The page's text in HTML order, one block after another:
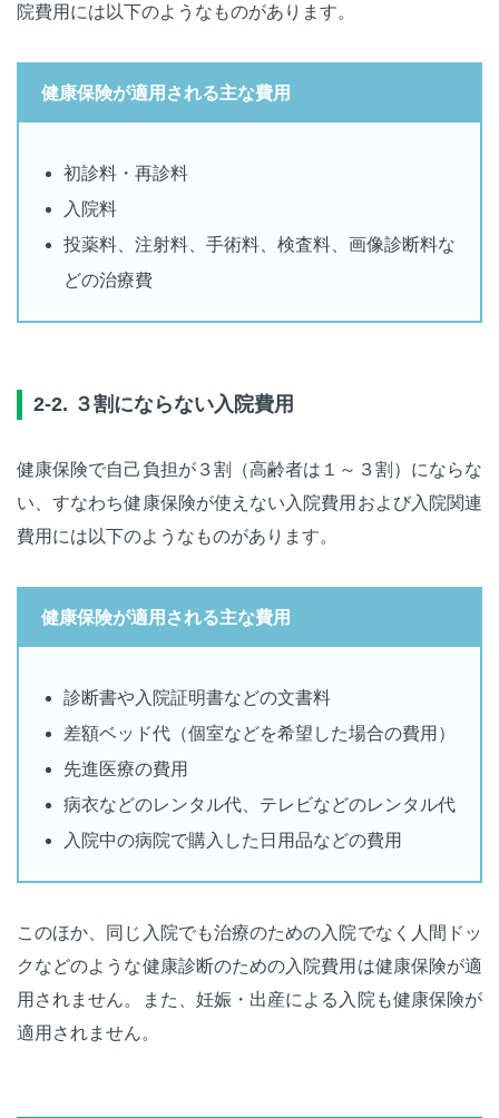
院費用には以下のようなものがあります。
健康保険が適用される主な費用
初診料・再診料
入院料
投薬料、注射料、手術料、検査料、画像診断料な
どの治療費
2-2. ３割にならない入院費用
健康保険で自己負担が３割（高齢者は１～３割）にならな
い、すなわち健康保険が使えない入院費用および入院関連
費用には以下のようなものがあります。
健康保険が適用される主な費用
診断書や入院証明書などの文書料
差額ベッド代（個室などを希望した場合の費用）
先進医療の費用
病衣などのレンタル代、テレビなどのレンタル代
入院中の病院で購入した日用品などの費用
このほか、同じ入院でも治療のための入院でなく人間ドッ
クなどのような健康診断のための入院費用は健康保険が適
用されません。また、妊娠・出産による入院も健康保険が
適用されません。